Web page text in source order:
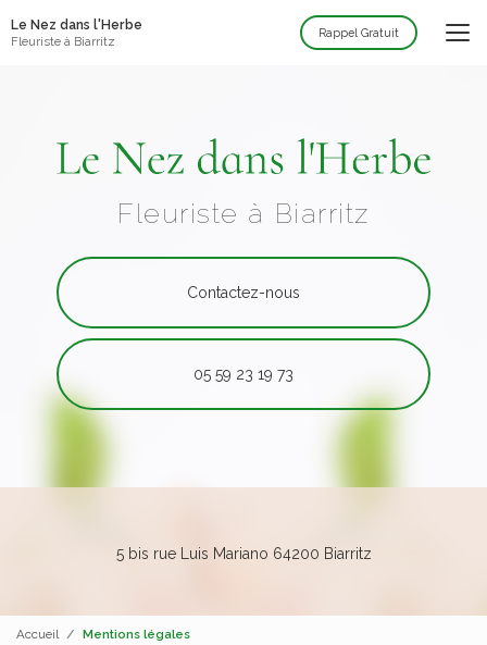
au
contenu
Le Nez dans l'Herbe
Fleuriste à Biarritz
Rappel Gratuit
Fleuriste à Biarritz
Contactez-nous
05 59 23 19 73
5 bis rue Luis Mariano 64200 Biarritz
Accueil Mentions légales